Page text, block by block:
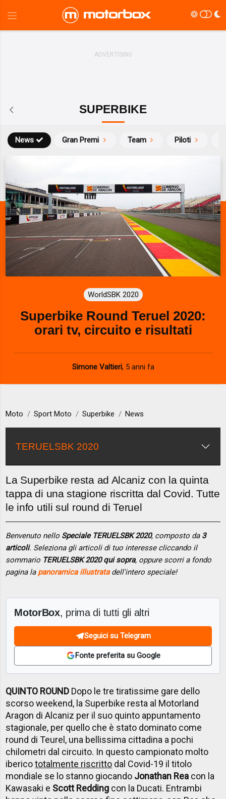
SUPERBIKE
News Gran Premi Team Piloti
WorldSBK 2020
Superbike Round Teruel 2020:
orari tv, circuito e risultati
Simone Valtieri, 5 anni fa
Moto Sport Moto Superbike News
TERUELSBK 2020
La Superbike resta ad Alcaniz con la quinta
tappa di una stagione riscritta dal Covid. Tutte
le info utili sul round di Teruel
Benvenuto nello Speciale TERUELSBK 2020, composto da 3
articoli. Seleziona gli articoli di tuo interesse cliccando il
sommario TERUELSBK 2020 qui sopra, oppure scorri a fondo
pagina la panoramica illustratadell'intero speciale!
MotorBox, prima di tutti gli altri
Seguici su Telegram
Fonte preferita su Google
QUINTO ROUND Dopo le tre tiratissime gare dello
scorso weekend, la Superbike resta al Motorland
Aragon di Alcaniz per il suo quinto appuntamento
stagionale, per quello che è stato dominato come
round di Teurel, una bellissima cittadina a pochi
chilometri dal circuito. In questo campionato molto
ibericototalmente riscritto dal Covid-19 il titolo
mondiale se lo stanno giocando Jonathan Rea con la
Kawasaki e Scott Redding con la Ducati. Entrambi